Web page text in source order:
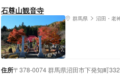
石尊山観音寺
群馬県 沼田・老
住所〒378-0074 群馬県沼田市下発知町332